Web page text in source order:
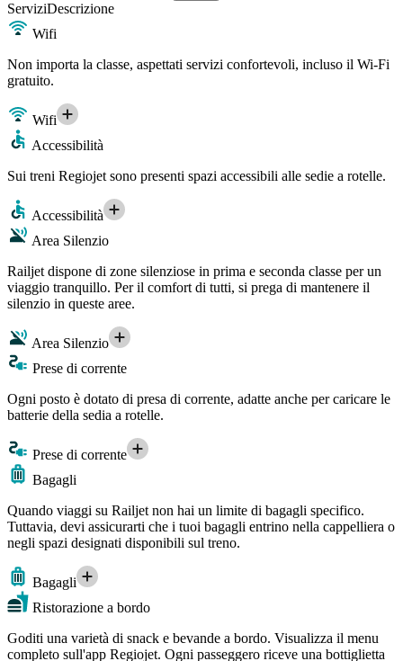
ServiziDescrizione
Wifi
Non importa la classe, aspettati servizi confortevoli, incluso il Wi-Fi
gratuito.
Wifi
Accessibilità
Sui treni Regiojet sono presenti spazi accessibili alle sedie a rotelle.
Accessibilità
Area Silenzio
Railjet dispone di zone silenziose in prima e seconda classe per un
viaggio tranquillo. Per il comfort di tutti, si prega di mantenere il
silenzio in queste aree.
Area Silenzio
Prese di corrente
Ogni posto è dotato di presa di corrente, adatte anche per caricare le
batterie della sedia a rotelle.
Prese di corrente
Bagagli
Quando viaggi su Railjet non hai un limite di bagagli specifico.
Tuttavia, devi assicurarti che i tuoi bagagli entrino nella cappelliera o
negli spazi designati disponibili sul treno.
Bagagli
Ristorazione a bordo
Goditi una varietà di snack e bevande a bordo. Visualizza il menu
completo sull'app Regiojet. Ogni passeggero riceve una bottiglietta